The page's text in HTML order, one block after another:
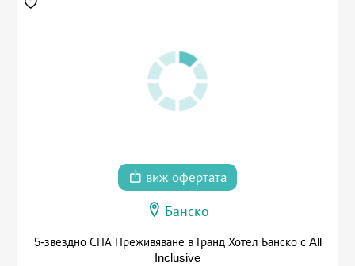
виж офертата
Банско
5-звездно СПА Преживяване в Гранд Хотел Банско с All
Inclusive